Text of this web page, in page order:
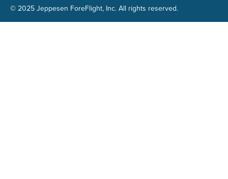
©2025 Jeppesen ForeFlight, Inc. All rights reserved.